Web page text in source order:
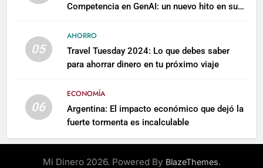
Competencia en GenAI: un nuevo hito en su
05
AHORRO
Travel Tuesday 2024: Lo que debes saber
para ahorrar dinero en tu próximo viaje
06
ECONOMÍA
Argentina: El impacto económico que dejó la
fuerte tormenta es incalculable
Mi Dinero 2026. Powered By BlazeThemes.